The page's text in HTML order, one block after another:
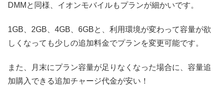
DMMと同様、イオンモバイルもプランが細かいです。
1GB、2GB、4GB、6GBと、利用環境が変わって容量が欲
しくなっても少しの追加料金でプランを変更可能です。
また、月末にプラン容量が足りなくなった場合に、容量追
加購入できる追加チャージ代金が安い！